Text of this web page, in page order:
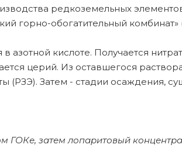
редкоземельных
горно-обогатительный
азотной кислоте. Получается
церий. Из оставшегося
(РЗЭ). Затем - стадии осаждения,
затем лопаритовый